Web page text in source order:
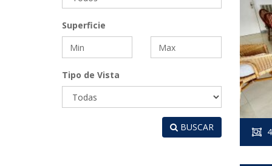
Superficie
Tipo de Vista
BUSCAR